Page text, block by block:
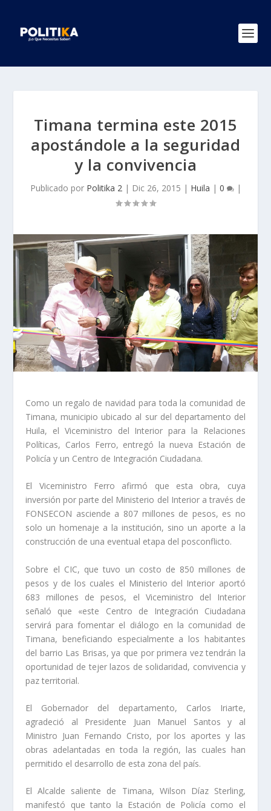
Timana termina este 2015
apostándole a la seguridad
y la convivencia
Publicado por Politika 2| Dic 26, 2015 | Huila | 0 |
Como un regalo de navidad para toda la comunidad de
Timana, municipio ubicado al sur del departamento del
Huila, el Viceministro del Interior para la Relaciones
Políticas, Carlos Ferro, entregó la nueva Estación de
Policía y un Centro de Integración Ciudadana.
El Viceministro Ferro afirmó que esta obra, cuya
inversión por parte del Ministerio del Interior a través de
FONSECON asciende a 807 millones de pesos, es no
solo un homenaje a la institución, sino un aporte a la
construcción de una eventual etapa del posconflicto.
Sobre el CIC, que tuvo un costo de 850 millones de
pesos y de los cuales el Ministerio del Interior aportó
683 millones de pesos, el Viceministro del Interior
señaló que «este Centro de Integración Ciudadana
servirá para fomentar el diálogo en la comunidad de
Timana, beneficiando especialmente a los habitantes
del barrio Las Brisas, ya que por primera vez tendrán la
oportunidad de tejer lazos de solidaridad, convivencia y
paz territorial.
El Gobernador del departamento, Carlos Iriarte,
agradeció al Presidente Juan Manuel Santos y al
Ministro Juan Fernando Cristo, por los aportes y las
obras adelantadas en toda la región, las cuales han
permitido el desarrollo de esta zona del país.
El Alcalde saliente de Timana, Wilson Díaz Sterling,
manifestó que tanto la Estación de Policía como el